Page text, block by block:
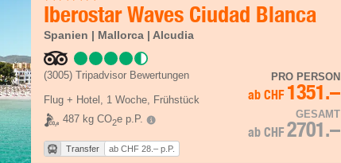
Iberostar Waves Ciudad Blanca
Spanien | Mallorca | Alcudia
(3005) Tripadvisor Bewertungen
Flug + Hotel , 1 Woche, Frühstück
487 kg CO2e p.P.
Transfer ab CHF 28.– p.P.
PRO PERSON
ab CHF 1351.–
GESAMT
ab CHF 2701.–